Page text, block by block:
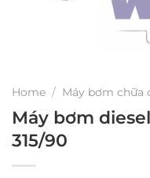
Home / Máy bơm chữa
Máy bơm
315/90